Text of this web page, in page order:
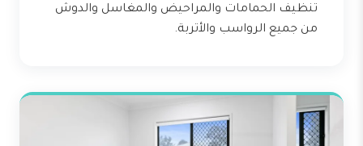
تنظيف الحمامات والمراحيض والمغاسل والدوش
من جميع الرواسب والأتربة.